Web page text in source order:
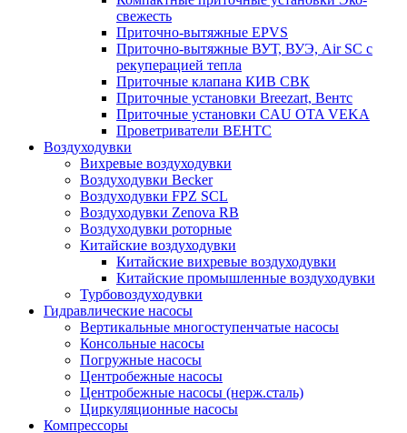
свежесть
Приточно-вытяжные EPVS
Приточно-вытяжные ВУТ, ВУЭ, Air SC с
рекуперацией тепла
Приточные клапана КИВ СВК
Приточные установки Breezart, Вентс
Приточные установки CAU OTA VEKA
Проветриватели ВЕНТС
Воздуходувки
Вихревые воздуходувки
Воздуходувки Becker
Воздуходувки FPZ SCL
Воздуходувки Zenova RB
Воздуходувки роторные
Китайские воздуходувки
Китайские вихревые воздуходувки
Китайские промышленные воздуходувки
Турбовоздуходувки
Гидравлические насосы
Вертикальные многоступенчатые насосы
Консольные насосы
Погружные насосы
Центробежные насосы
Центробежные насосы (нерж.сталь)
Циркуляционные насосы
Компрессоры